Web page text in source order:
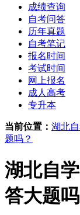
成绩查询
自考问答
历年真题
自考笔记
报名时间
考试时间
网上报名
成人高考
专升本
当前位置： 湖北
题吗？
湖北自
答大题